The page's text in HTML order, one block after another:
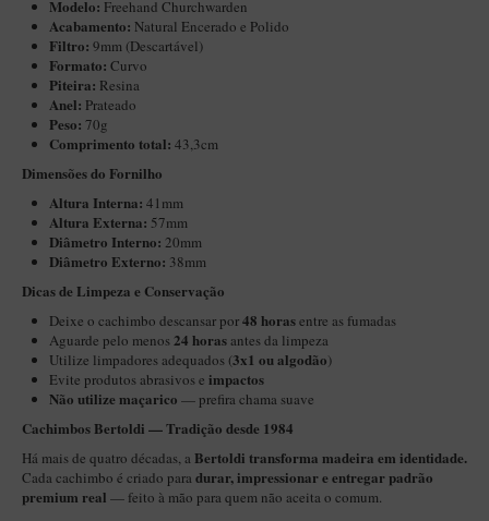
New Rose Polido
Petrus
Piccolo
Premium
Sextavado
Callia
Encerado
Hobby
Speciale
BB Liso e Rústico
Elite Longo
Barolo
CACHIMBOS ARTESANAIS DE BRIAR ITALIANO
Maestro – Briar Italiano
Modelo: Freehand Churchwarden
Acabamento: Natural Encerado e Polido
Filtro: 9mm (Descartável)
Formato: Curvo
Piteira: Resina
Anel: Prateado
Peso: 70g
Comprimento total: 43,3cm
Dimensões do Fornilho
Altura Interna: 41mm
Altura Externa: 57mm
Diâmetro Interno: 20mm
Diâmetro Externo: 38mm
​​Dicas de Limpeza e Conservação
Deixe o cachimbo descansar por48 horasentre as fumadas
Aguarde pelo menos24 horasantes da limpeza
Utilize limpadores adequados (3x1 ou algodão)
Evite produtos abrasivos e impactos
Não utilize maçarico — prefira chama suave
Cachimbos Bertoldi — Tradição desde 1984
Há mais de quatro décadas, a Bertoldi transforma madeira em identidade.
Cada cachimbo é criado para durar, impressionar e entregar padrão
premium real — feito à mão para quem não aceita o comum.